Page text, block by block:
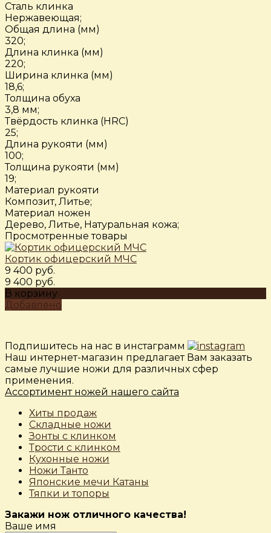
Сталь клинка
Нержавеющая;
Общая длина (мм)
320;
Длина клинка (мм)
220;
Ширина клинка (мм)
18,6;
Толщина обуха
3,8 мм;
Твёрдость клинка (HRC)
25;
Длина рукояти (мм)
100;
Толщина рукояти (мм)
19;
Материал рукояти
Композит, Литье;
Материал ножен
Дерево, Литье, Натуральная кожа;
Просмотренные товары
Кортик офицерский МЧС
9 400 руб.
9 400 руб.
В корзину
Добавлено
Подпишитесь на нас в инстаграмм
Наш интернет-магазин предлагает Вам заказать
самые лучшие ножи для различных сфер
применения.
Ассортимент ножей нашего сайта
Хиты продаж
Складные ножи
Зонты с клинком
Трости с клинком
Кухонные ножи
Ножи Танто
Японские мечи Катаны
Тяпки и топоры
Закажи нож отличного качества!
Ваше имя